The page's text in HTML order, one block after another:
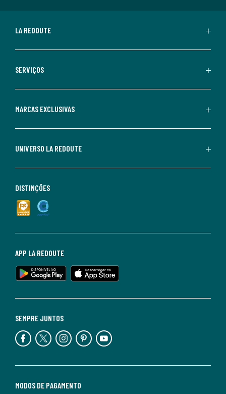
LA REDOUTE
SERVIÇOS
MARCAS EXCLUSIVAS
UNIVERSO LA REDOUTE
MODOS DE PAGAMENTO
SEMPRE JUNTOS
APP LA REDOUTE
DISTINÇÕES